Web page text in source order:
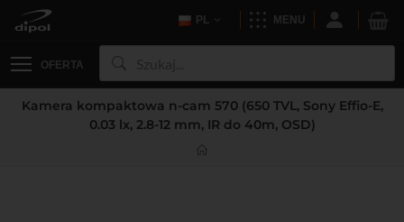
PL MENU
OFERTA
Kamera kompaktowa n-cam 570 (650 TVL, Sony Effio-E,
0.03 lx, 2.8-12 mm, IR do 40m, OSD)